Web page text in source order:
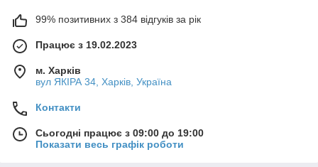
99% позитивних з 384 відгуків за рік
Працює з 19.02.2023
м. Харків
вул ЯКІРА 34, Харків, Україна
Контакти
Сьогодні працює з 09:00 до 19:00
Показати весь графік роботи